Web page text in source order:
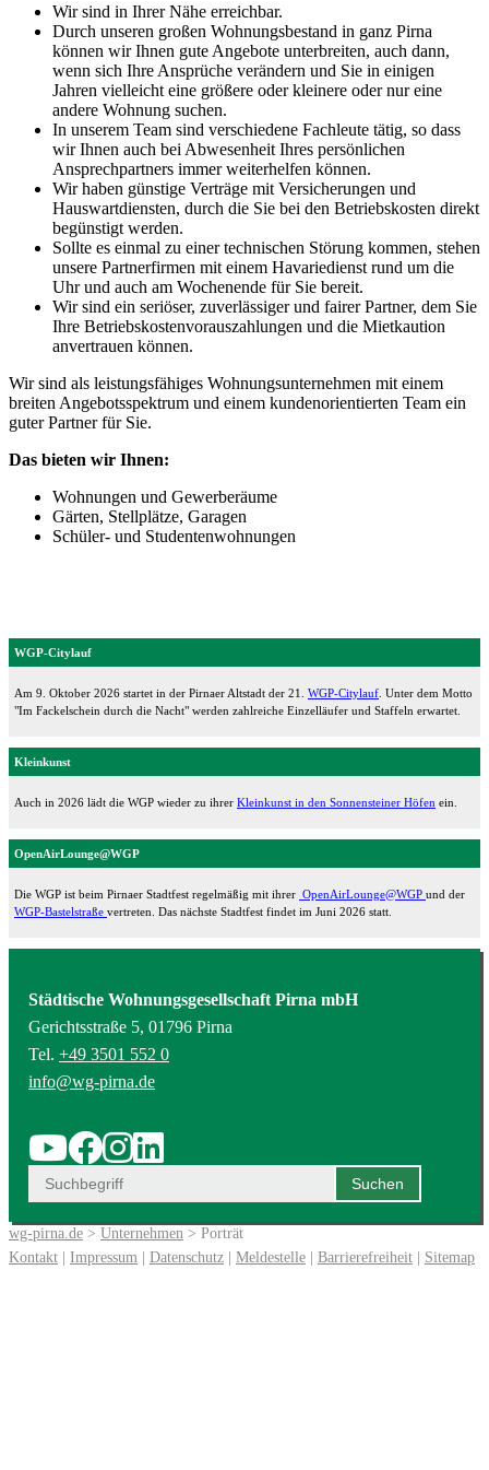
Wir sind in Ihrer Nähe erreichbar.
Durch unseren großen Wohnungsbestand in ganz Pirna
können wir Ihnen gute Angebote unterbreiten, auch dann,
wenn sich Ihre Ansprüche verändern und Sie in einigen
Jahren vielleicht eine größere oder kleinere oder nur eine
andere Wohnung suchen.
In unserem Team sind verschiedene Fachleute tätig, so dass
wir Ihnen auch bei Abwesenheit Ihres persönlichen
Ansprechpartners immer weiterhelfen können.
Wir haben günstige Verträge mit Versicherungen und
Hauswartdiensten, durch die Sie bei den Betriebskosten direkt
begünstigt werden.
Sollte es einmal zu einer technischen Störung kommen, stehen
unsere Partnerfirmen mit einem Havariedienst rund um die
Uhr und auch am Wochenende für Sie bereit.
Wir sind ein seriöser, zuverlässiger und fairer Partner, dem Sie
Ihre Betriebskostenvorauszahlungen und die Mietkaution
anvertrauen können.
Wir sind als leistungsfähiges Wohnungsunternehmen mit einem
breiten Angebotsspektrum und einem kundenorientierten Team ein
guter Partner für Sie.
Das bieten wir Ihnen:
Wohnungen und Gewerberäume
Gärten, Stellplätze, Garagen
Schüler- und Studentenwohnungen
WGP-Citylauf
Am 9. Oktober 2026 startet in der Pirnaer Altstadt der 21. WGP-Citylauf . Unter dem Motto
"Im Fackelschein durch die Nacht" werden zahlreiche Einzelläufer und Staffeln erwartet.
Kleinkunst
Auch in 2026 lädt die WGP wieder zu ihrer Kleinkunst in den Sonnensteiner Höfen ein.
OpenAirLounge@WGP
Die WGP ist beim Pirnaer Stadtfest regelmäßig mit ihrer OpenAirLounge@WGP und der
WGP-Bastelstraße vertreten. Das nächste Stadtfest findet im Juni 2026 statt.
Städtische Wohnungsgesellschaft Pirna mbH
Gerichtsstraße 5, 01796 Pirna
Tel. +49 3501 552 0
info@wg-pirna.de
wg-pirna.de > Unternehmen > Porträt
Kontakt | Impressum | Datenschutz | Meldestelle | Barrierefreiheit | Sitemap